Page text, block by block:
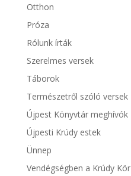
Otthon
Próza
Rólunk írták
Szerelmes versek
Táborok
Természetről szóló versek
Újpest Könyvtár meghívók
Újpesti Krúdy estek
Ünnep
Vendégségben a Krúdy Kör